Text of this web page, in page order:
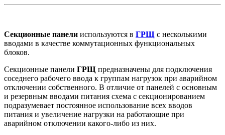
Секционные панели используются в ГРЩ с несколькими
вводами в качестве коммутационных функциональных
блоков.
Секционные панели ГРЩ предназначены для подключения
соседнего рабочего ввода к группам нагрузок при аварийном
отключении собственного. В отличие от панелей с основным
и резервным вводами питания схема с секционированием
подразумевает постоянное использование всех вводов
питания и увеличение нагрузки на работающие при
аварийном отключении какого-либо из них.